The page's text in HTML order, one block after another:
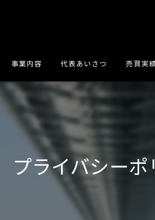
事業内容 代表あいさつ 売買実
プライバシー